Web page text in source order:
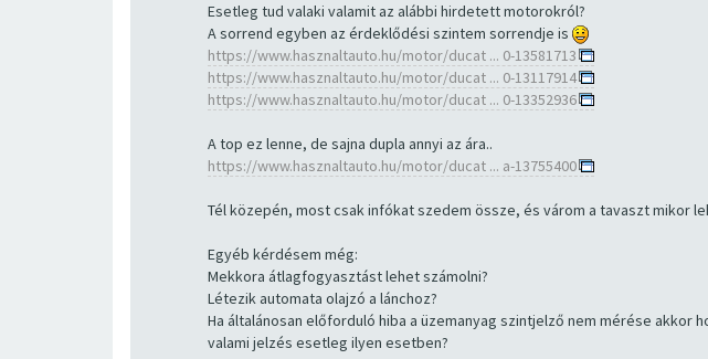
Esetleg tud valaki valamit az alábbi hirdetett motorokról?
A sorrend egyben az érdeklődési szintem sorrendje is
https://www.hasznaltauto.hu/motor/ducat ... 0-13581713
https://www.hasznaltauto.hu/motor/ducat ... 0-13117914
https://www.hasznaltauto.hu/motor/ducat ... 0-13352936
A top ez lenne, de sajna dupla annyi az ára..
https://www.hasznaltauto.hu/motor/ducat ... a-13755400
Tél közepén, most csak infókat szedem össze, és várom a tavaszt mikor
Egyéb kérdésem még:
Mekkora átlagfogyasztást lehet számolni?
Létezik automata olajzó a lánchoz?
Ha általánosan előforduló hiba a üzemanyag szintjelző nem mérése akkor
valami jelzés esetleg ilyen esetben?